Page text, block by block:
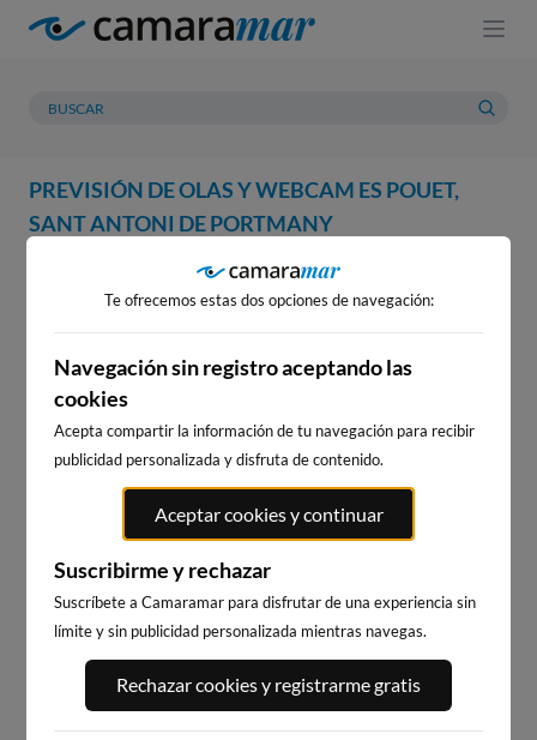
PREVISIÓN DE OLAS Y WEBCAM ES POUET,
SANT ANTONI DE PORTMANY
PREVISIÓN METEOROLOGÍA
WEBCAM ES POUET, SANT
ANTONI DE PORTMANY
WEBCAMS CERCANAS
PLAYA DE LA GRAVA
99km · Xàbia-Jávea
0.1 m PLATO
PORT ANDRATX
Te ofrecemos estas dos opciones de navegación:
Navegación sin registro aceptando las
cookies
Acepta compartir la información de tu navegación para recibir
publicidad personalizada y disfruta de contenido.
Aceptar cookies y continuar
Suscribirme y rechazar
Suscríbete a Camaramar para disfrutar de una experiencia sin
límite y sin publicidad personalizada mientras navegas.
Rechazar cookies y registrarme gratis